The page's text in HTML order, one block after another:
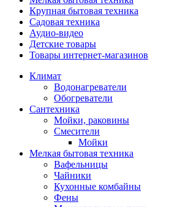
Крупная бытовая техника
Садовая техника
Аудио-видео
Детские товары
Товары интернет-магазинов
Климат
Водонагреватели
Обогреватели
Сантехника
Мойки, раковины
Смесители
Мойки
Мелкая бытовая техника
Вафельницы
Чайники
Кухонные комбайны
Фены